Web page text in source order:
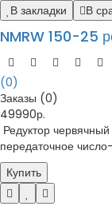
В закладки В
NMRW 150-25
(0)
Заказы (0)
49990р.
Редуктор
передаточное
Купить